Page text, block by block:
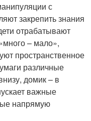
с
закрепить знания
отрабатывают
– мало»,
пространственное
различные
домик – в
важные
напрямую